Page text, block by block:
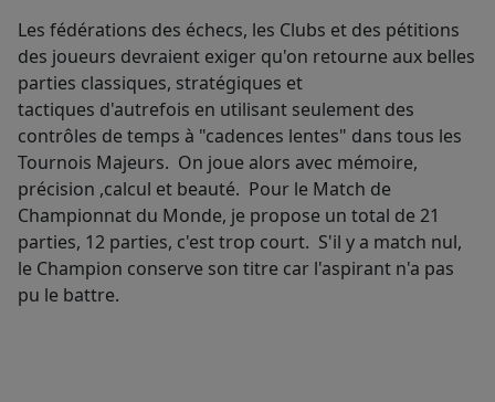
Les fédérations des échecs, les Clubs et des pétitions
des joueurs devraient exiger qu'on retourne aux belles
parties classiques, stratégiques et
tactiques d'autrefois en utilisant seulement des
contrôles de temps à "cadences lentes" dans tous les
Tournois Majeurs. On joue alors avec mémoire,
précision ,calcul et beauté. Pour le Match de
Championnat du Monde, je propose un total de 21
parties, 12 parties, c'est trop court. S'il y a match nul,
le Champion conserve son titre car l'aspirant n'a pas
pu le battre.